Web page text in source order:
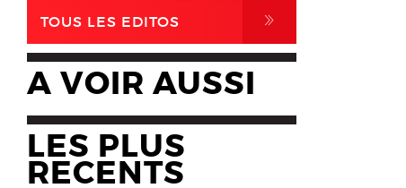
TOUS LES EDITOS ,
A VOIR AUSSI
LES PLUS
RECENTS